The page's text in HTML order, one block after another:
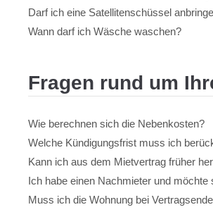
Darf ich eine Satellitenschüssel
Wann darf ich Wäsche waschen?
Fragen rund um
Wie berechnen sich die Nebenkosten?
Welche Kündigungsfrist muss ich
Kann ich aus dem Mietvertrag früher
Ich habe einen Nachmieter und
Muss ich die Wohnung bei